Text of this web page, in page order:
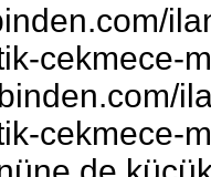
cekmece-
cekmece-